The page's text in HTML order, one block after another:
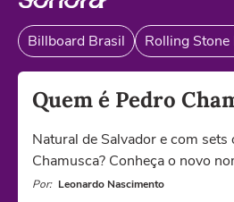
Billboard Brasil Rolling Stone
Quem é Pedro
Natural de Salvador e com
Chamusca? Conheça o novo
Por: Leonardo Nascimento